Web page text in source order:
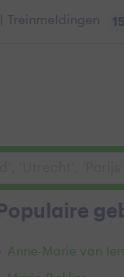
| Treinmeldingen 15
Populaire
Anne-Marie van